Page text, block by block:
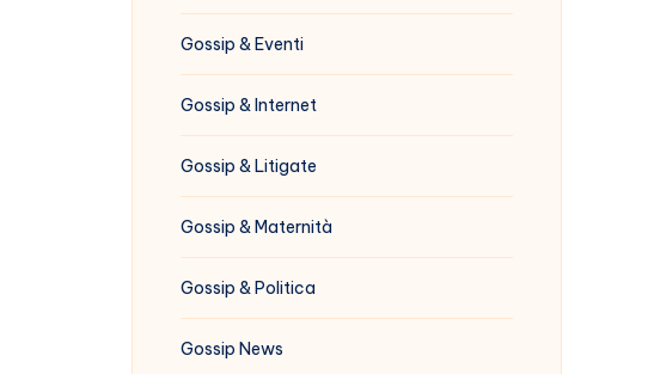
Gossip & Eventi
Gossip & Internet
Gossip & Litigate
Gossip & Maternità
Gossip & Politica
Gossip News